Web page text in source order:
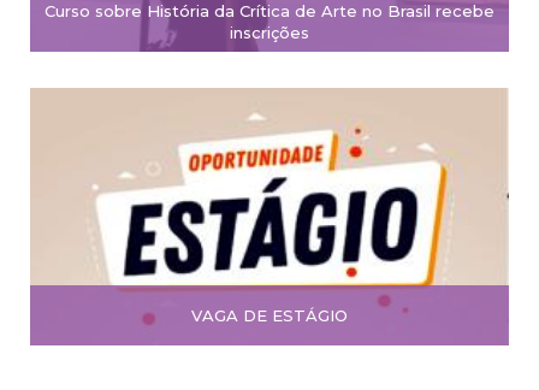
Curso sobre História da Crítica de Arte no Brasil recebe
inscrições
VAGA DE ESTÁGIO